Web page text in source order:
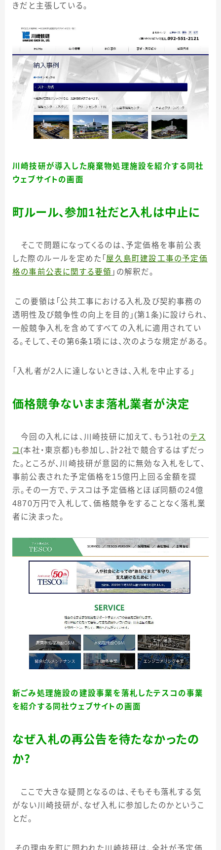
きだと主張している。
川崎技研が導入した廃棄物処理施設を紹介する同社
ウェブサイトの画面
町ルール、参加1社だと入札は中止に
そこで問題になってくるのは、予定価格を事前公表
した際のルールを定めた「 屋久島町建設工事の予定価
格の事前公表に関する要領 」の解釈だ。
この要領は「公共工事における入札及び契約事務の
透明性及び競争性の向上を目的」 (第1 条)に設けられ、
一般競争入札を含めてすべての入札に適用されてい
る。そして、その第6条1項には、次のような規定がある。
「入札者が2 人に達しないときは、入札を中止する」
価格競争ないまま落札業者が決定
今回の入札には、川崎技研に加えて、もう1社のテス
コ (本社・東京都)も参加し、計2社で競合するはずだっ
た。ところが、川崎技研が意図的に無効な入札をして、
事前公表された予定価格を15億円上回る金額を提
示。その一方で、テスコは予定価格とほぼ同額の24億
4870万円で入札して、価格競争をすることなく落札業
者に決まった。
新ごみ処理施設の建設事業を落札したテスコの事業
を紹介する同社ウェブサイトの画面
なぜ入札の再公告を待たなかったの
か？
ここで大きな疑問となるのは、そもそも落札する気
がない川崎技研が、なぜ入札に参加したのかというこ
とだ。
その理由を町に問われた川崎技研は、全社が予定価